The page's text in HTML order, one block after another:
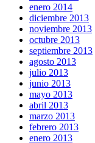
enero 2014
diciembre 2013
noviembre 2013
octubre 2013
septiembre 2013
agosto 2013
julio 2013
junio 2013
mayo 2013
abril 2013
marzo 2013
febrero 2013
enero 2013